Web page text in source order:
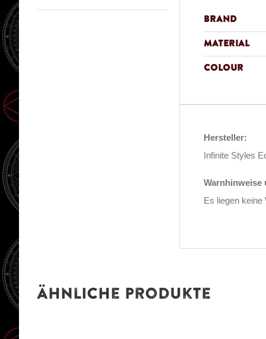
Brand
Material
Colour
Hersteller:
Infinite Styles
Warnhinweise
Es liegen keine
Ähnliche Produkte